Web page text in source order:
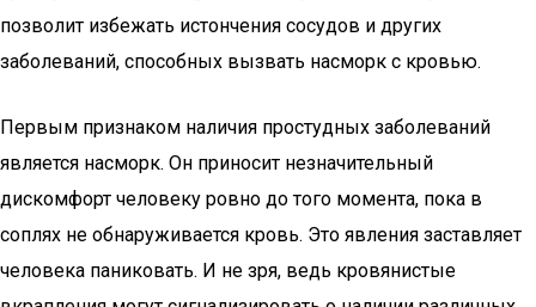
позволит избежать истончения сосудов и других
заболеваний, способных вызвать насморк с кровью.
Первым признаком наличия простудных заболеваний
является насморк. Он приносит незначительный
дискомфорт человеку ровно до того момента, пока в
соплях не обнаруживается кровь. Это явления заставляет
человека паниковать. И не зря, ведь кровянистые